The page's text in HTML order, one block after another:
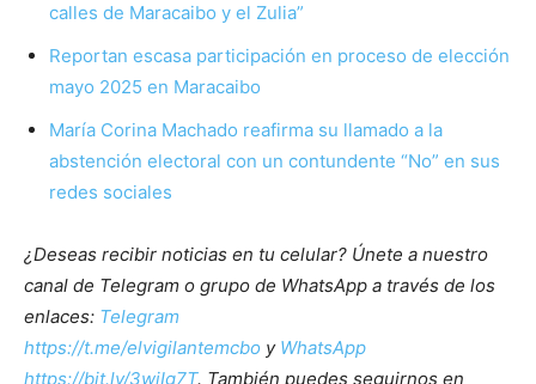
calles de Maracaibo y el Zulia”
Reportan escasa participación en proceso de elección
mayo 2025 en Maracaibo
María Corina Machado reafirma su llamado a la
abstención electoral con un contundente “No” en sus
redes sociales
¿Deseas recibir noticias en tu celular? Únete a nuestro
canal de Telegram o grupo de WhatsApp a través de los
enlaces: Telegram
https://t.me/elvigilantemcbo y WhatsApp
https://bit.ly/3wjIg7T. También puedes seguirnos en